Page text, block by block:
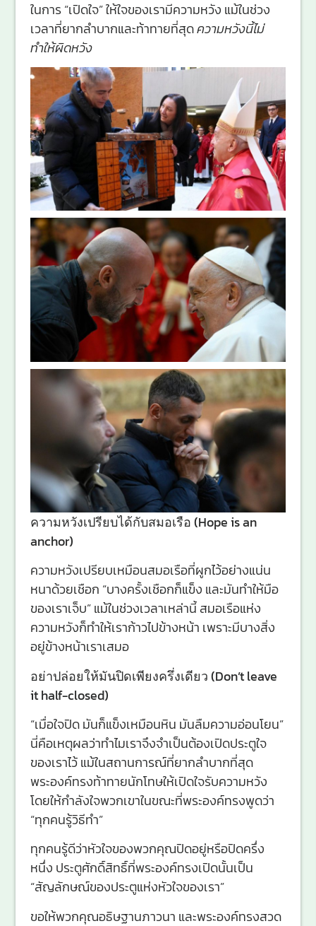
ในการ “เปิดใจ” ให้ใจของเรามีความหวัง แม้ในช่วง
เวลาที่ยากลำบากและท้าทายที่สุดความหวังนี้ไม่
ทำให้ผิดหวัง
ความหวังเปรียบได้กับสมอเรือ (Hope is an
anchor)
ความหวังเปรียบเหมือนสมอเรือที่ผูกไว้อย่างแน่น
หนาด้วยเชือก “บางครั้งเชือกก็แข็ง และมันทำให้มือ
ของเราเจ็บ” แม้ในช่วงเวลาเหล่านี้ สมอเรือแห่ง
ความหวังก็ทำให้เราก้าวไปข้างหน้า เพราะมีบางสิ่ง
อยู่ข้างหน้าเราเสมอ
อย่าปล่อยให้มันปิดเพียงครึ่งเดียว (Don’t leave
it half-closed)
“เมื่อใจปิด มันก็แข็งเหมือนหิน มันลืมความอ่อนโยน”
นี่คือเหตุผลว่าทำไมเราจึงจำเป็นต้องเปิดประตูใจ
ของเราไว้ แม้ในสถานการณ์ที่ยากลำบากที่สุด
พระองค์ทรงท้าทายนักโทษให้เปิดใจรับความหวัง
โดยให้กำลังใจพวกเขาในขณะที่พระองค์ทรงพูดว่า
“ทุกคนรู้วิธีทำ”
ทุกคนรู้ดีว่าหัวใจของพวกคุณปิดอยู่หรือปิดครึ่ง
หนึ่ง ประตูศักดิ์สิทธิ์ที่พระองค์ทรงเปิดนั้นเป็น
“สัญลักษณ์ของประตูแห่งหัวใจของเรา”
ขอให้พวกคุณอธิษฐานภาวนา และพระองค์ทรงสวด